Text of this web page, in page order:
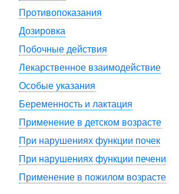
Противопоказания
Дозировка
Побочные действия
Лекарственное взаимодействие
Особые указания
Беременность и лактация
Применение в детском возрасте
При нарушениях функции почек
При нарушениях функции печени
Применение в пожилом возрасте